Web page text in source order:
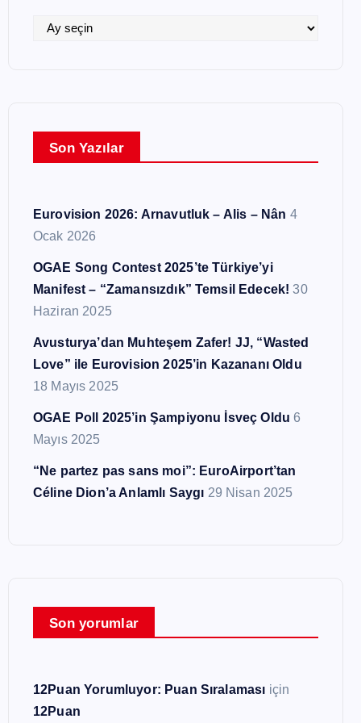
l
Son Yazılar
Eurovision 2026: Arnavutluk – Alis – Nân 4
Ocak 2026
OGAE Song Contest 2025’te Türkiye’yi
Manifest – “Zamansızdık” Temsil Edecek! 30
Haziran 2025
Avusturya’dan Muhteşem Zafer! JJ, “Wasted
Love” ile Eurovision 2025’in Kazananı Oldu
18 Mayıs 2025
OGAE Poll 2025’in Şampiyonu İsveç Oldu 6
Mayıs 2025
“Ne partez pas sans moi”: EuroAirport’tan
Céline Dion’a Anlamlı Saygı 29 Nisan 2025
Son yorumlar
12Puan Yorumluyor: Puan Sıralaması için
12Puan